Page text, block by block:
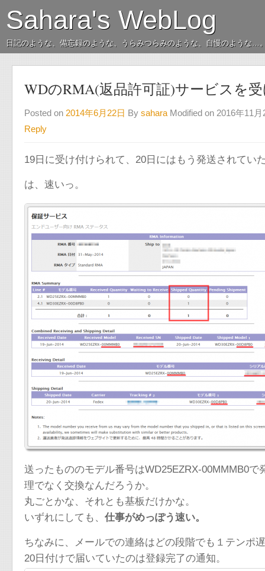
Sahara's WebLog
日記のような、備忘録のような、うらみつらみのような、自慢のような…
WDのRMA(返品許可証)サービスを
Posted on 2014年6月22日 By sahara Modified on 2016年11月
Reply
19日に受け付けられて、20日にはもう発送されてい
は、速いっ。
送ったもののモデル番号はWD25EZRX-00MMMB0
理でなく交換なんだろうか。
丸ごとかな、それとも基板だけかな。
いずれにしても、 仕事がめっぽう速い。
ちなみに、メールでの連絡はどの段階でも１テンポ
20日付けで届いていたのは登録完了の通知。